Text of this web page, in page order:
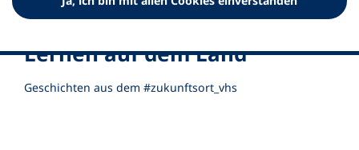
i
Lernen auf dem Land
Geschichten aus dem #zukunftsort_vhs